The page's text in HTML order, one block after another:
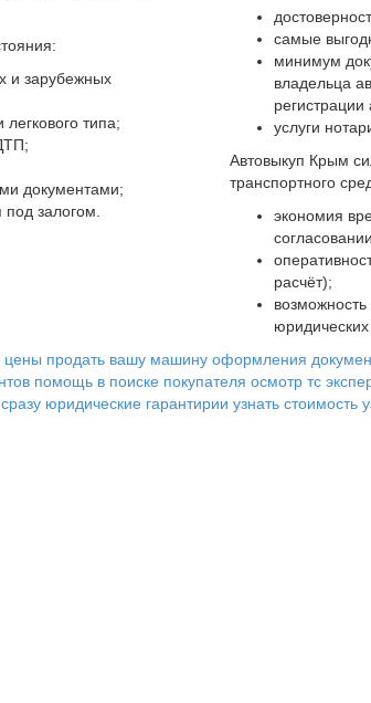
и зарубежных
типа;
документами;
залогом.
самые
минимум
владельца
регистрации
услуги
Автовыкуп Крым
транспортного
экономия
расчёт);
юридических
цены продать вашу машину оформления
помощь в поиске покупателя осмотр тс
юридические гарантирии узнать стоимость